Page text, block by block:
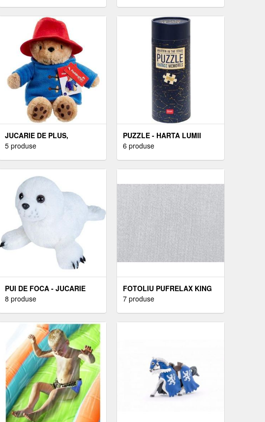
JUCARIE DE PLUS,
RAINBOW DESIGNS,
5 produse
PUZZLE - HARTA LUMII
PENTRU COPII (1000 DE
6 produse
PUI DE FOCA - JUCARIE
PLUS WILD REPUBLIC 20
8 produse
FOTOLIU PUFRELAX KING
SIZE ANGORA GREY
7 produse